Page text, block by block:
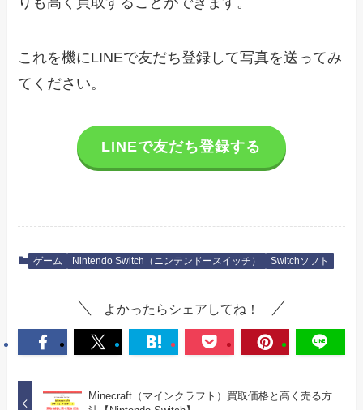
これを機にLINEで友だち登録して写真を送ってみ
てください。
LINEで友だち登録する
ゲーム Nintendo Switch（ニンテンドースイッチ） Switchソフト
よかったらシェアしてね！
Minecraft（マインクラフト）買取価格と高く売る方